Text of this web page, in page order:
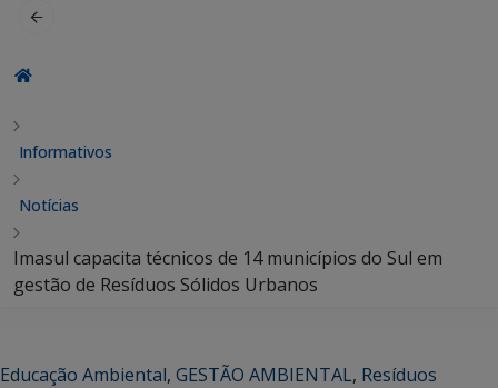
Informativos
Notícias
Imasul capacita técnicos de 14 municípios do Sul em
gestão de Resíduos Sólidos Urbanos
Educação Ambiental, GESTÃO AMBIENTAL, Resíduos